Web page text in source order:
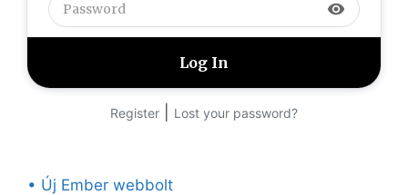
visibility
Register Lost your password?
• Új Ember webbolt